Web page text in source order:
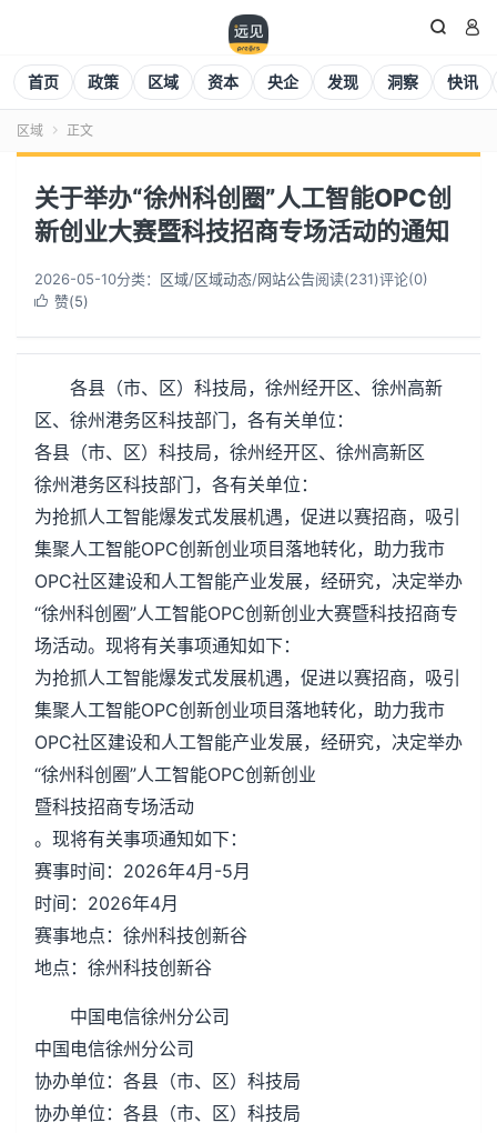
 
首页 政策 区域 资本 央企 发现 洞察 快讯
区域  正文
关于举办“徐州科创圈”人工智能OPC创
新创业大赛暨科技招商专场活动的通知
2026-05-10分类： 区域/区域动态/网站公告阅读(231)评论(0)
 赞(5)
各县（市、区）科技局，徐州经开区、徐州高新
区、徐州港务区科技部门，各有关单位：
各县（市、区）科技局，徐州经开区、徐州高新区
徐州港务区科技部门，各有关单位：
为抢抓人工智能爆发式发展机遇，促进以赛招商，吸引
集聚人工智能OPC创新创业项目落地转化，助力我市
OPC社区建设和人工智能产业发展，经研究，决定举办
“徐州科创圈”人工智能OPC创新创业大赛暨科技招商专
场活动。现将有关事项通知如下：
为抢抓人工智能爆发式发展机遇，促进以赛招商，吸引
集聚人工智能OPC创新创业项目落地转化，助力我市
OPC社区建设和人工智能产业发展，经研究，决定举办
“徐州科创圈”人工智能OPC创新创业
暨科技招商专场活动
。现将有关事项通知如下：
赛事时间：2026年4月-5月
时间：2026年4月
赛事地点：徐州科技创新谷
地点：徐州科技创新谷
中国电信徐州分公司
中国电信徐州分公司
协办单位：各县（市、区）科技局
协办单位：各县（市、区）科技局